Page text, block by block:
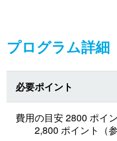
プログラム詳細
必要ポイント
費用の目安 2800 ポイ
2,800 ポイント（参